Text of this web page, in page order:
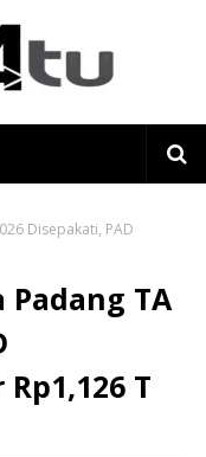
Disepakati, PAD
Padang TA
T